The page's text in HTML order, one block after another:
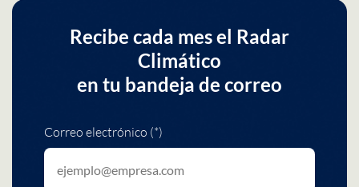
Recibe cada mes el Radar
Climático
en tu bandeja de correo
Correo electrónico (*)